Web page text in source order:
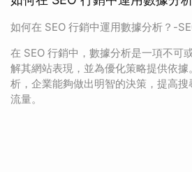
如何在 SEO 行銷中運用數據分析？-
在 SEO 行銷中，數據分析是一項不可
解其網站表現，並為優化策略提供依
析，企業能夠做出明智的決策，提高
流量。